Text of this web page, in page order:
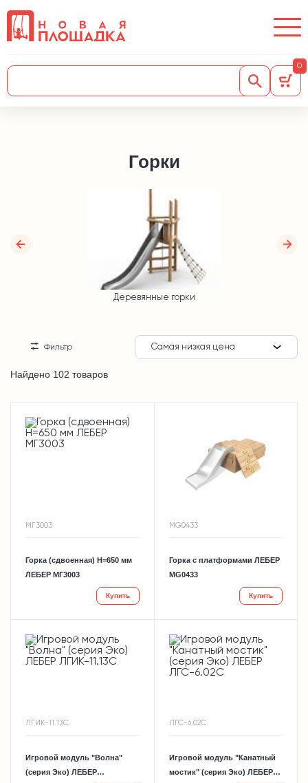
0
Горки
Деревянные горки
Найдено 102 товаров
Фильтр Самая низкая цена
МГ3003
Горка (сдвоенная) H=650 мм
ЛЕБЕР МГ3003
Купить
MG0433
Горка с платформами ЛЕБЕР
MG0433
Купить
ЛГИК-11.13С
Игровой модуль "Волна"
(серия Эко) ЛЕБЕР
ЛГС-6.02С
Игровой модуль "Канатный
мостик" (серия Эко) ЛЕБЕР